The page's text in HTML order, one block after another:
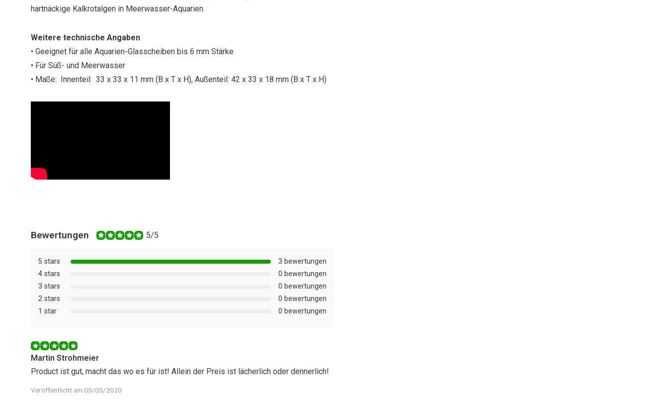
hartnäckige Kalkrotalgen in Meerwasser-Aquarien.
Weitere technische Angaben
• Geeignet für alle Aquarien-Glasscheiben bis 6 mm Stärke
• Für Süß- und Meerwasser
• Maße: Innenteil: 33 x 33 x 11 mm (B x T x H), Außenteil: 42 x 33 x 18 mm (B x T x H)
Bewertungen 5/5
5 stars
3 bewertungen
4 stars
0 bewertungen
3 stars
0 bewertungen
2 stars
0 bewertungen
1 star
0 bewertungen
Martin Strohmeier
Product ist gut, macht das wo es für ist! Allein der Preis ist lächerlich oder dennerlich!
Veröffentlicht am 05/05/2020